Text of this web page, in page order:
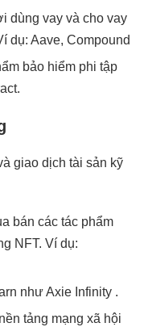
dùng vay và cho vay
dụ: Aave, Compound
bảo hiểm phi tập
giao dịch tài sản kỹ
bán các tác phẩm
NFT. Ví dụ:
như Axie Infinity .
tảng mạng xã hội